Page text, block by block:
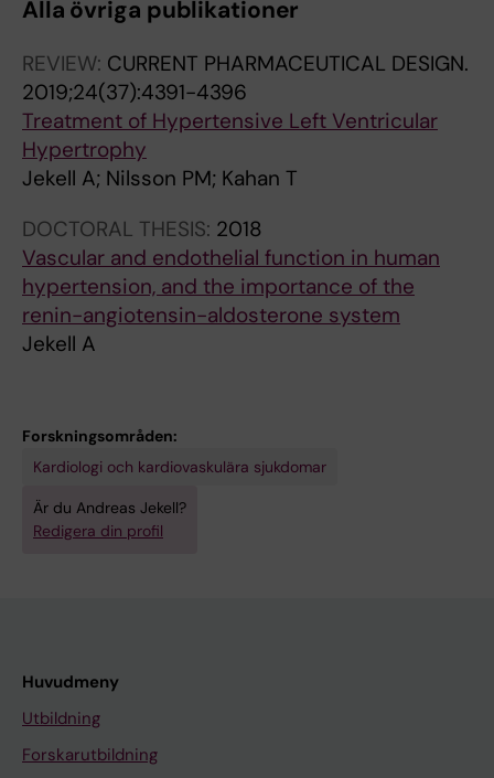
Alla övriga publikationer
REVIEW: CURRENT PHARMACEUTICAL DESIGN.
2019;24(37):4391-4396
Treatment of Hypertensive Left Ventricular
Hypertrophy
Jekell A; Nilsson PM; Kahan T
DOCTORAL THESIS: 2018
Vascular and endothelial function in human
hypertension, and the importance of the
renin-angiotensin-aldosterone system
Jekell A
Forskningsområden:
Kardiologi och kardiovaskulära sjukdomar
Är du Andreas Jekell?
Redigera din profil
Huvudmeny
Utbildning
Forskarutbildning